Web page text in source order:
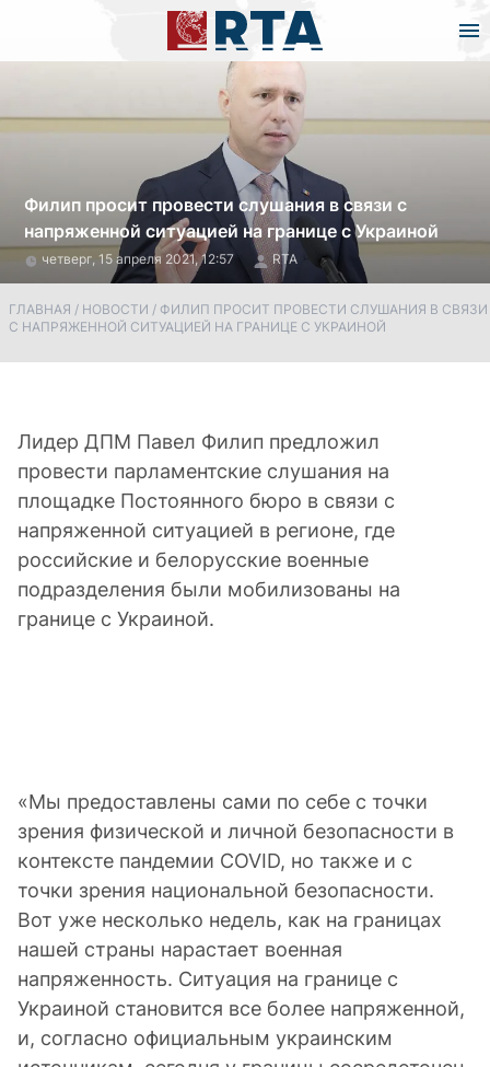
Филип просит провести слушания в связи с
напряженной ситуацией на границе с Украиной
четверг, 15 апреля 2021, 12:57 RTA
ГЛАВНАЯ / НОВОСТИ / ФИЛИП ПРОСИТ ПРОВЕСТИ СЛУШАНИЯ В СВЯЗИ
С НАПРЯЖЕННОЙ СИТУАЦИЕЙ НА ГРАНИЦЕ С УКРАИНОЙ
Лидер ДПМ Павел Филип предложил
провести парламентские слушания на
площадке Постоянного бюро в связи с
напряженной ситуацией в регионе, где
российские и белорусские военные
подразделения были мобилизованы на
границе с Украиной.
«Мы предоставлены сами по себе с точки
зрения физической и личной безопасности в
контексте пандемии COVID, но также и с
точки зрения национальной безопасности.
Вот уже несколько недель, как на границах
нашей страны нарастает военная
напряженность. Ситуация на границе с
Украиной становится все более напряженной,
и, согласно официальным украинским